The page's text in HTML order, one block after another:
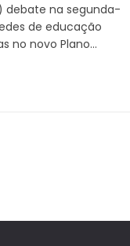
debate na segunda-
de educação
no novo Plano...